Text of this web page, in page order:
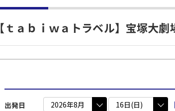
【ｔａｂｉｗａトラベル】宝塚大
出発日